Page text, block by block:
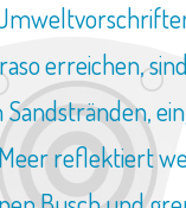
erreichen,
reflektiert